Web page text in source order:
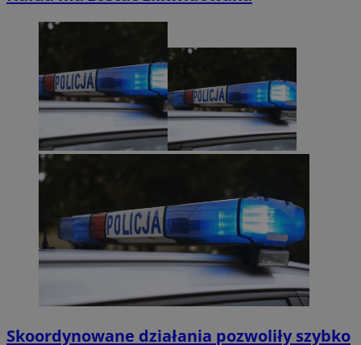
Skoordynowane działania pozwoliły szybko